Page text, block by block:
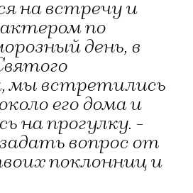
на встречу и
по
день, в
мы встретились
его дома и
на прогулку. -
вопрос от
поклонниц и